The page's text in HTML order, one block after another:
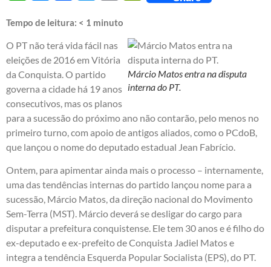
Tempo de leitura: < 1 minuto
Márcio Matos entra na disputa
interna do PT.
O PT não terá vida fácil nas
eleições de 2016 em Vitória
da Conquista. O partido
governa a cidade há 19 anos
consecutivos, mas os planos
para a sucessão do próximo ano não contarão, pelo menos no
primeiro turno, com apoio de antigos aliados, como o PCdoB,
que lançou o nome do deputado estadual Jean Fabrício.
Ontem, para apimentar ainda mais o processo – internamente,
uma das tendências internas do partido lançou nome para a
sucessão, Márcio Matos, da direção nacional do Movimento
Sem-Terra (MST). Márcio deverá se desligar do cargo para
disputar a prefeitura conquistense. Ele tem 30 anos e é filho do
ex-deputado e ex-prefeito de Conquista Jadiel Matos e
integra a tendência Esquerda Popular Socialista (EPS), do PT.